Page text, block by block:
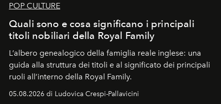
POP CULTURE
Quali sono e cosa significano i principali
titoli nobiliari della Royal Family
L’albero genealogico della famiglia reale inglese: una
guida alla struttura dei titoli e al significato dei principali
ruoli all’interno della Royal Family.
05.08.2026 di Ludovica Crespi-Pallavicini